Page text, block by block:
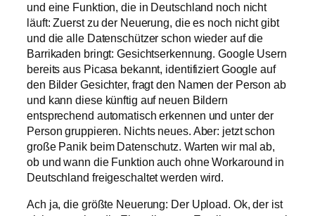
und eine Funktion, die in Deutschland noch nicht
läuft: Zuerst zu der Neuerung, die es noch nicht gibt
und die alle Datenschützer schon wieder auf die
Barrikaden bringt: Gesichtserkennung. Google Usern
bereits aus Picasa bekannt, identifiziert Google auf
den Bilder Gesichter, fragt den Namen der Person ab
und kann diese künftig auf neuen Bildern
entsprechend automatisch erkennen und unter der
Person gruppieren. Nichts neues. Aber: jetzt schon
große Panik beim Datenschutz. Warten wir mal ab,
ob und wann die Funktion auch ohne Workaround in
Deutschland freigeschaltet werden wird.
Ach ja, die größte Neuerung: Der Upload. Ok, der ist